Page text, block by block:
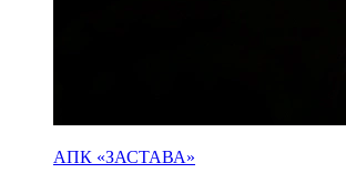
АПК «ЗАСТАВА»